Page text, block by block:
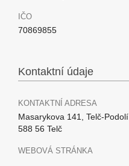
IČO
70869855
Kontaktní údaje
KONTAKTNÍ ADRESA
Masarykova 141, Telč-Podolí
588 56 Telč
WEBOVÁ STRÁNKA